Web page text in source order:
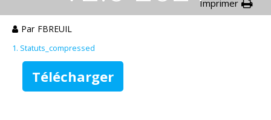
Imprimer
Par FBREUIL
1. Statuts_compressed
Télécharger